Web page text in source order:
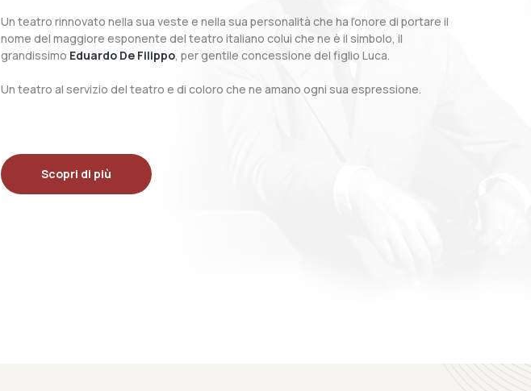
Un teatro rinnovato nella sua veste e nella sua personalità che ha l’onore di portare il
nome del maggiore esponente del teatro italiano colui che ne è il simbolo, il
grandissimo Eduardo De Filippo, per gentile concessione del figlio Luca.
Un teatro al servizio del teatro e di coloro che ne amano ogni sua espressione.
Scopri di più